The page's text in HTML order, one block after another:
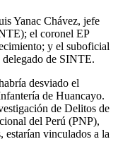
Yanac Chávez, jefe
el coronel EP
y el suboficial
de SINTE.
desviado el
de Huancayo.
de Delitos de
del Perú (PNP),
estarían vinculados a la